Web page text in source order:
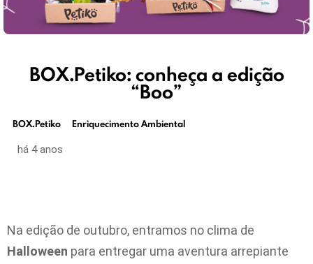
BOX.Petiko: conheça a edição
“Boo”
BOX.Petiko Enriquecimento Ambiental
há 4 anos
Na edição de outubro, entramos no clima de
Halloween para entregar uma aventura arrepiante